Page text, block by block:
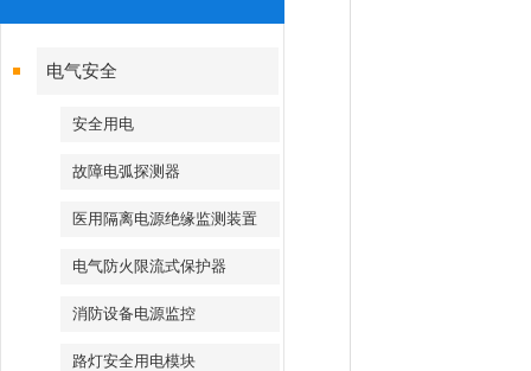
电气安全
安全用电
故障电弧探测器
医用隔离电源绝缘监测装置
电气防火限流式保护器
消防设备电源监控
路灯安全用电模块